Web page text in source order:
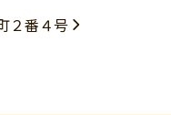
２番４号